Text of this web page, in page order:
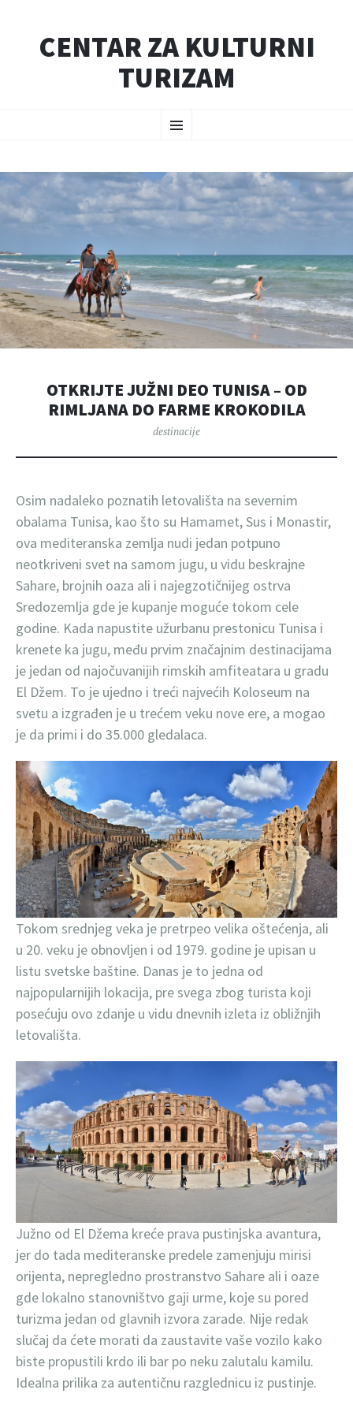
CENTAR ZA KULTURNI
TURIZAM
Menu
TO
OTKRIJTE JUŽNI DEO TUNISA – OD
RIMLJANA DO FARME KROKODILA
destinacije
Osim nadaleko poznatih letovališta na severnim
obalama Tunisa, kao što su Hamamet, Sus i Monastir,
ova mediteranska zemlja nudi jedan potpuno
neotkriveni svet na samom jugu, u vidu beskrajne
Sahare, brojnih oaza ali i najegzotičnijeg ostrva
Sredozemlja gde je kupanje moguće tokom cele
godine. Kada napustite užurbanu prestonicu Tunisa i
krenete ka jugu, među prvim značajnim destinacijama
je jedan od najočuvanijih rimskih amfiteatara u gradu
El Džem. To je ujedno i treći najvećih Koloseum na
svetu a izgrađen je u trećem veku nove ere, a mogao
je da primi i do 35.000 gledalaca.
Tokom srednjeg veka je pretrpeo velika oštećenja, ali
u 20. veku je obnovljen i od 1979. godine je upisan u
listu svetske baštine. Danas je to jedna od
najpopularnijih lokacija, pre svega zbog turista koji
posećuju ovo zdanje u vidu dnevnih izleta iz obližnjih
letovališta.
Južno od El Džema kreće prava pustinjska avantura,
jer do tada mediteranske predele zamenjuju mirisi
orijenta, nepregledno prostranstvo Sahare ali i oaze
gde lokalno stanovništvo gaji urme, koje su pored
turizma jedan od glavnih izvora zarade. Nije redak
slučaj da ćete morati da zaustavite vaše vozilo kako
biste propustili krdo ili bar po neku zalutalu kamilu.
Idealna prilika za autentičnu razglednicu iz pustinje.